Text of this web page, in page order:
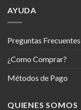
AYUDA
Preguntas Frecuentes
¿Como Comprar?
Métodos de Pago
QUIENES SOMOS